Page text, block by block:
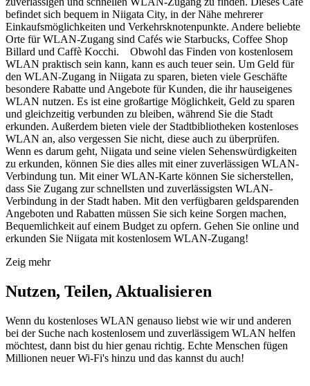
befindet sich bequem in Niigata City, in der Nähe mehrerer
Einkaufsmöglichkeiten und Verkehrsknotenpunkte. Andere beliebte
Orte für WLAN-Zugang sind Cafés wie Starbucks, Coffee Shop
Billard und Caffè Kocchi. Obwohl das Finden von kostenlosem
WLAN praktisch sein kann, kann es auch teuer sein. Um Geld für
den WLAN-Zugang in Niigata zu sparen, bieten viele Geschäfte
besondere Rabatte und Angebote für Kunden, die ihr hauseigenes
WLAN nutzen. Es ist eine großartige Möglichkeit, Geld zu sparen
und gleichzeitig verbunden zu bleiben, während Sie die Stadt
erkunden. Außerdem bieten viele der Stadtbibliotheken kostenloses
WLAN an, also vergessen Sie nicht, diese auch zu überprüfen.
Wenn es darum geht, Niigata und seine vielen Sehenswürdigkeiten
zu erkunden, können Sie dies alles mit einer zuverlässigen WLAN-
Verbindung tun. Mit einer WLAN-Karte können Sie sicherstellen,
dass Sie Zugang zur schnellsten und zuverlässigsten WLAN-
Verbindung in der Stadt haben. Mit den verfügbaren geldsparenden
Angeboten und Rabatten müssen Sie sich keine Sorgen machen,
Bequemlichkeit auf einem Budget zu opfern. Gehen Sie online und
erkunden Sie Niigata mit kostenlosem WLAN-Zugang!
Zeig mehr
Nutzen, Teilen, Aktualisieren
Wenn du kostenloses WLAN genauso liebst wie wir und anderen
bei der Suche nach kostenlosem und zuverlässigem WLAN helfen
möchtest, dann bist du hier genau richtig. Echte Menschen fügen
Millionen neuer Wi-Fi's hinzu und das kannst du auch!